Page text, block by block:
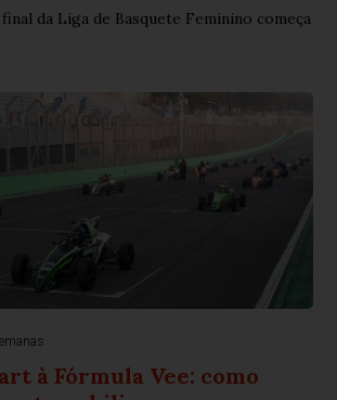
da Liga de Basquete Feminino começa
à Fórmula Vee: como